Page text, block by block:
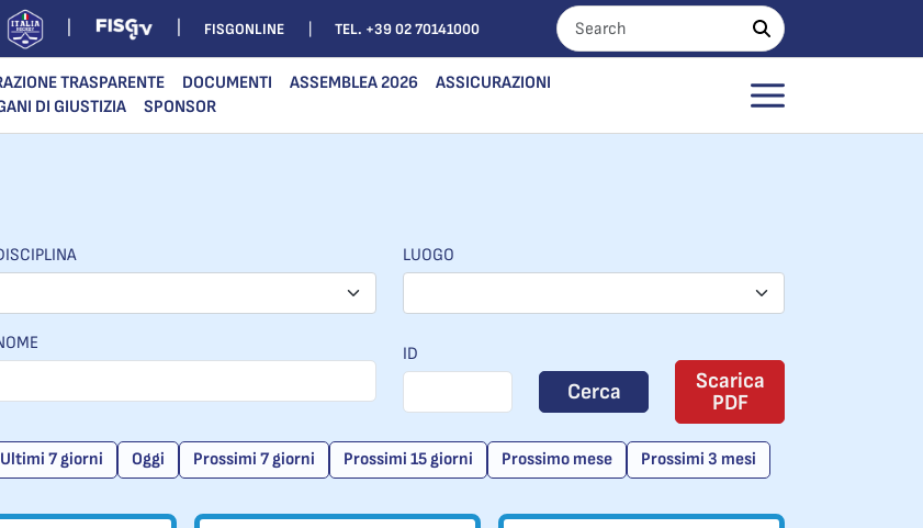
FISGONLINE TEL. +39 02 70141000
TRASPARENTE DOCUMENTI ASSEMBLEA 2026
ASSICURAZIONI
DI GIUSTIZIA SPONSOR
LUOGO
ID
Cerca
Scarica
PDF
Ultimi 7 giorni Oggi Prossimi 7 giorni Prossimi 15 giorni Prossimo mese Prossimi 3 mesi